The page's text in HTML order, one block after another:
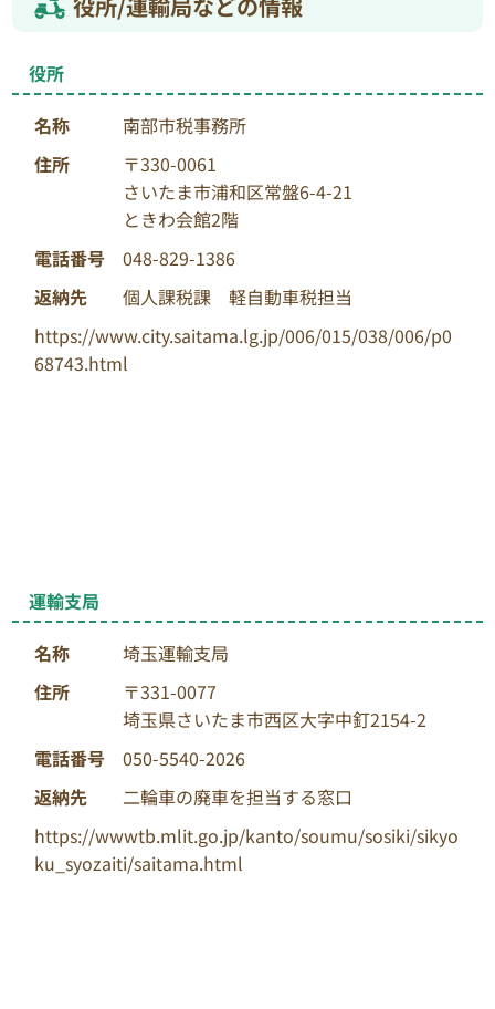
役所
名称
南部市税事務所
住所
〒330-0061
さいたま市浦和区常盤6-4-21
ときわ会館2階
電話番号
048-829-1386
返納先
個人課税課 軽自動車税担当
https://www.city.saitama.lg.jp/006/015/038/006/p0
68743.html
運輸支局
名称
埼玉運輸支局
住所
〒331-0077
埼玉県さいたま市西区大字中釘2154-2
電話番号
050-5540-2026
返納先
二輪車の廃車を担当する窓口
https://wwwtb.mlit.go.jp/kanto/soumu/sosiki/sikyo
ku_syozaiti/saitama.html